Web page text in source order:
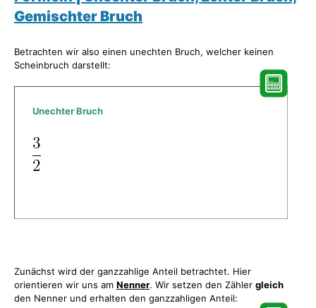
Gemischter Bruch
Betrachten wir also einen unechten Bruch, welcher keinen
Scheinbruch darstellt:
Unechter Bruch
Zunächst wird der ganzzahlige Anteil betrachtet. Hier
orientieren wir uns am Nenner. Wir setzen den Zähler gleich
den Nenner und erhalten den ganzzahligen Anteil: